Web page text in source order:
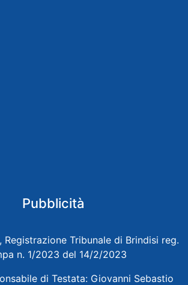
Pubblicità
Registrazione Tribunale di Brindisi reg.
n. 1/2023 del 14/2/2023
di Testata: Giovanni Sebastio